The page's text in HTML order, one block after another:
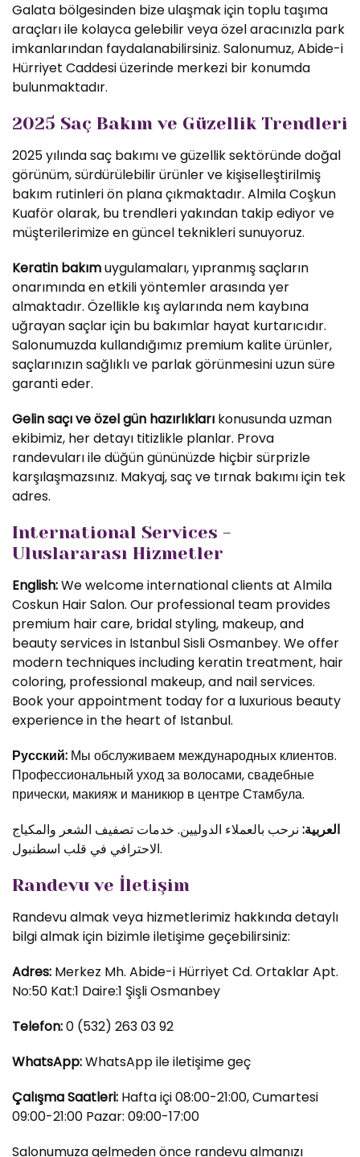
Galata bölgesinden bize ulaşmak için toplu taşıma
araçları ile kolayca gelebilir veya özel aracınızla park
imkanlarından faydalanabilirsiniz. Salonumuz, Abide-i
Hürriyet Caddesi üzerinde merkezi bir konumda
bulunmaktadır.
2025 Saç Bakım ve Güzellik Trendleri
2025 yılında saç bakımı ve güzellik sektöründe doğal
görünüm, sürdürülebilir ürünler ve kişiselleştirilmiş
bakım rutinleri ön plana çıkmaktadır. Almila Coşkun
Kuaför olarak, bu trendleri yakından takip ediyor ve
müşterilerimize en güncel teknikleri sunuyoruz.
Keratin bakımuygulamaları, yıpranmış saçların
onarımında en etkili yöntemler arasında yer
almaktadır. Özellikle kış aylarında nem kaybına
uğrayan saçlar için bu bakımlar hayat kurtarıcıdır.
Salonumuzda kullandığımız premium kalite ürünler,
saçlarınızın sağlıklı ve parlak görünmesini uzun süre
garanti eder.
Gelin saçı ve özel gün hazırlıkları konusunda uzman
ekibimiz, her detayı titizlikle planlar. Prova
randevuları ile düğün gününüzde hiçbir sürprizle
karşılaşmazsınız. Makyaj, saç ve tırnak bakımı için tek
adres.
International Services -
Uluslararası Hizmetler
English:We welcome international clients at Almila
Coskun Hair Salon. Our professional team provides
premium hair care, bridal styling, makeup, and
beauty services in Istanbul Sisli Osmanbey. We offer
modern techniques including keratin treatment, hair
coloring, professional makeup, and nail services.
Book your appointment today for a luxurious beauty
experience in the heart of Istanbul.
Русский: Мы обслуживаем международных клиентов.
Профессиональный уход за волосами, свадебные
прически, макияж и маникюр в центре Стамбула.
العربية: نرحب بالعملاء الدوليين. خدمات تصفيف الشعر والمكياج
الاحترافي في قلب اسطنبول.
Randevu ve İletişim
Randevu almak veya hizmetlerimiz hakkında detaylı
bilgi almak için bizimle iletişime geçebilirsiniz:
Adres: Merkez Mh. Abide-i Hürriyet Cd. Ortaklar Apt.
No:50 Kat:1 Daire:1 Şişli Osmanbey
Telefon:0 (532) 263 03 92
WhatsApp:WhatsApp ile iletişime geç
Çalışma Saatleri: Hafta içi 08:00-21:00, Cumartesi
09:00-21:00 Pazar: 09:00-17:00
Salonumuza gelmeden önce randevu almanızı